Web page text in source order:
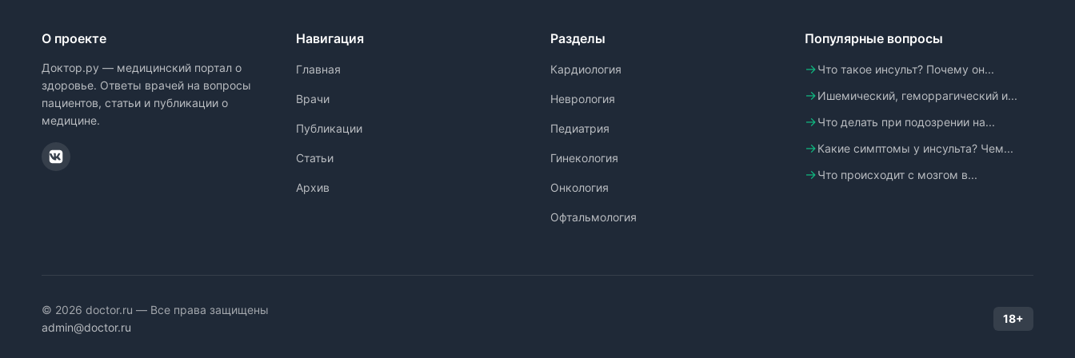
О проекте
Доктор.ру — медицинский портал о
здоровье. Ответы врачей на вопросы
пациентов, статьи и публикации о
медицине.
Навигация
Главная
Врачи
Публикации
Статьи
Архив
Разделы
Кардиология
Неврология
Педиатрия
Гинекология
Онкология
Офтальмология
Популярные вопросы
Что такое инсульт? Почему он...
Ишемический, геморрагический и...
Что делать при подозрении на...
Какие симптомы у инсульта? Чем...
Что происходит с мозгом в...
© 2026 doctor.ru — Все права защищены
admin@doctor.ru
18+